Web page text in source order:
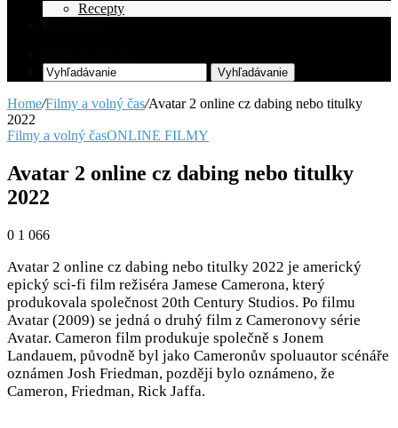
Recepty
Vyhľadávanie
Home/Filmy a volný čas/Avatar 2 online cz dabing nebo titulky
2022
Filmy a volný časONLINE FILMY
Avatar 2 online cz dabing nebo titulky
2022
0 1 066
Avatar 2 online cz dabing nebo titulky 2022 je americký
epický sci-fi film režiséra Jamese Camerona, který
produkovala společnost 20th Century Studios. Po filmu
Avatar (2009) se jedná o druhý film z Cameronovy série
Avatar. Cameron film produkuje společně s Jonem
Landauem, původně byl jako Cameronův spoluautor scénáře
oznámen Josh Friedman, později bylo oznámeno, že
Cameron, Friedman, Rick Jaffa.